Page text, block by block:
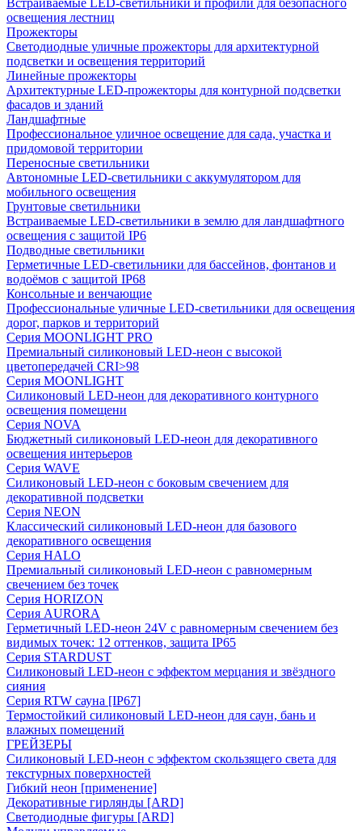
освещения лестниц
Прожекторы
Светодиодные уличные прожекторы для архитектурной
подсветки и освещения территорий
Линейные прожекторы
Архитектурные LED-прожекторы для контурной подсветки
фасадов и зданий
Ландшафтные
Профессиональное уличное освещение для сада, участка и
придомовой территории
Переносные светильники
Автономные LED-светильники с аккумулятором для
мобильного освещения
Грунтовые светильники
Встраиваемые LED-светильники в землю для ландшафтного
освещения с защитой IP6
Подводные светильники
Герметичные LED-светильники для бассейнов, фонтанов и
водоёмов с защитой IP68
Консольные и венчающие
Профессиональные уличные LED-светильники для освещения
дорог, парков и территорий
Серия MOONLIGHT PRO
Премиальный силиконовый LED-неон с высокой
цветопередачей CRI>98
Серия MOONLIGHT
Силиконовый LED-неон для декоративного контурного
освещения помещени
Серия NOVA
Бюджетный силиконовый LED-неон для декоративного
освещения интерьеров
Серия WAVE
Силиконовый LED-неон с боковым свечением для
декоративной подсветки
Серия NEON
Классический силиконовый LED-неон для базового
декоративного освещения
Серия HALO
Премиальный силиконовый LED-неон с равномерным
свечением без точек
Серия HORIZON
Серия AURORA
Герметичный LED-неон 24V с равномерным свечением без
видимых точек: 12 оттенков, защита IP65
Серия STARDUST
Силиконовый LED-неон с эффектом мерцания и звёздного
сияния
Серия RTW сауна [IP67]
Термостойкий силиконовый LED-неон для саун, бань и
влажных помещений
ГРЕЙЗЕРЫ
Силиконовый LED-неон с эффектом скользящего света для
текстурных поверхностей
Гибкий неон [применение]
Декоративные гирлянды [ARD]
Светодиодные фигуры [ARD]